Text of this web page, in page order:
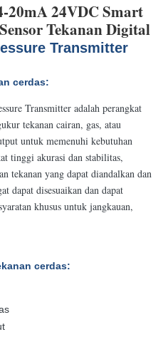
20mA 24VDC Smart
Tekanan Digital
Transmitter
cerdas:
Transmitter adalah perangkat
tekanan cairan, gas, atau
untuk memenuhi kebutuhan
tinggi akurasi dan stabilitas,
tekanan yang dapat diandalkan dan
dapat disesuaikan dan dapat
khusus untuk jangkauan,
cerdas: